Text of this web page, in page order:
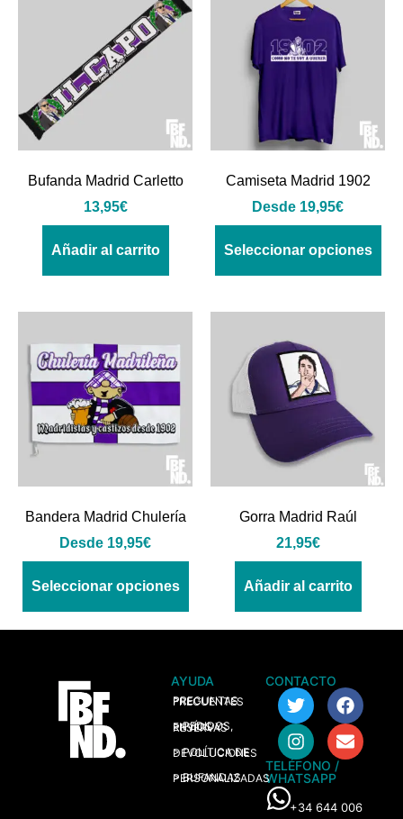
Bufanda Madrid Carletto
13,95€
Añadir al carrito
Camiseta Madrid 1902
Desde 19,95€
Seleccionar opciones
Bandera Madrid Chulería
Desde 19,95€
Seleccionar opciones
Gorra Madrid Raúl
21,95€
Añadir al carrito
AYUDA
> PREGUNTAS FRECUENTES
> PEDIDOS, ENVÍOS Y RESERVAS
> POLÍTICA DE DEVOLUCIONES
> BUFANDAS PERSONALIZADAS
CONTACTO
TELÉFONO /
WHATSAPP
+34 644 006